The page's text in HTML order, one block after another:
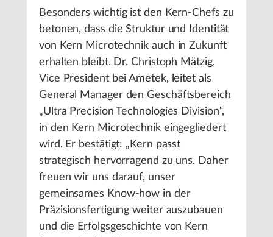
Besonders wichtig ist den Kern-Chefs zu
betonen, dass die Struktur und Identität
von Kern Microtechnik auch in Zukunft
erhalten bleibt. Dr. Christoph Mätzig,
Vice President bei Ametek, leitet als
General Manager den Geschäftsbereich
„Ultra Precision Technologies Division“,
in den Kern Microtechnik eingegliedert
wird. Er bestätigt: „Kern passt
strategisch hervorragend zu uns. Daher
freuen wir uns darauf, unser
gemeinsames Know-how in der
Präzisionsfertigung weiter auszubauen
und die Erfolgsgeschichte von Kern